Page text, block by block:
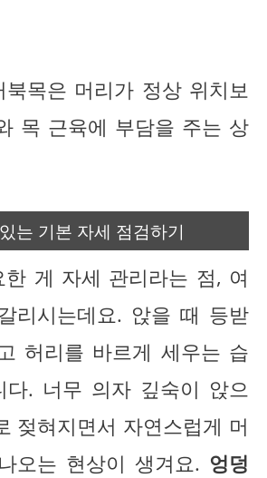
목은 머리가 정상 위치보
목 근육에 부담을 주는 상
는 기본 자세 점검하기
한 게 자세 관리라는 점, 여
리시는데요. 앉을 때 등받
허리를 바르게 세우는 습
다. 너무 의자 깊숙이 앉으
젖혀지면서 자연스럽게 머
오는 현상이 생겨요. 엉덩